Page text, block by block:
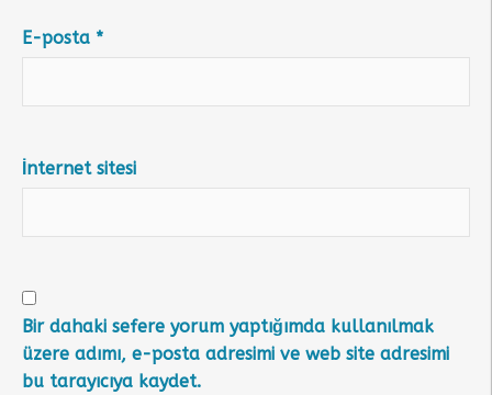
E-posta *
İnternet sitesi
Bir dahaki sefere yorum yaptığımda kullanılmak
üzere adımı, e-posta adresimi ve web site adresimi
bu tarayıcıya kaydet.